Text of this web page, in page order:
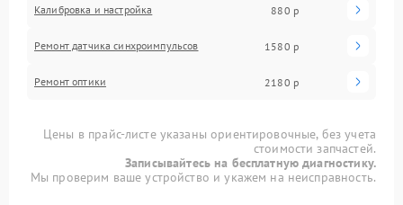
Калибровка и настройка 880 р
Ремонт датчика синхроимпульсов 1580 р
Ремонт оптики 2180 р
Цены в прайс-листе указаны ориентировочные, без учета
стоимости запчастей.
Записывайтесь на бесплатную диагностику.
Мы проверим ваше устройство и укажем на неисправность.